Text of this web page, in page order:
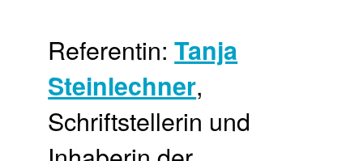
Referentin:Tanja
Steinlechner,
Schriftstellerin und